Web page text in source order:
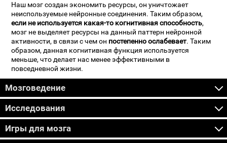
Наш мозг создан экономить ресурсы, он уничтожает
неиспользуемые нейронные соединения. Таким образом,
если не используется какая-то когнитивная способность,
мозг не выделяет ресурсы на данный паттерн нейронной
активности, в связи с чем он постепенно ослабевает. Таким
образом, данная когнитивная функция используется
меньше, что делает нас менее эффективными в
повседневной жизни.
Мозговедение
Исследования
Игры для мозга